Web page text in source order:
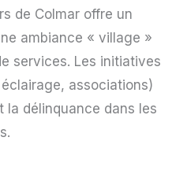
de Colmar offre un
ambiance « village »
services. Les initiatives
associations)
délinquance dans les